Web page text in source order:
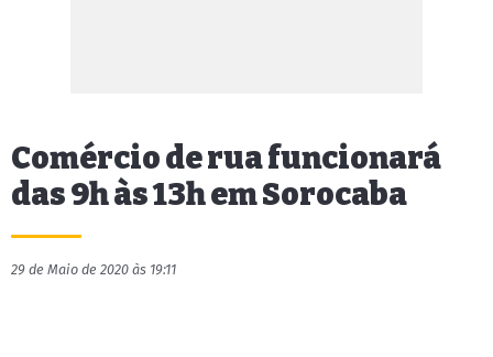
Comércio de rua funcionará
das 9h às 13h em Sorocaba
29 de Maio de 2020 às 19:11